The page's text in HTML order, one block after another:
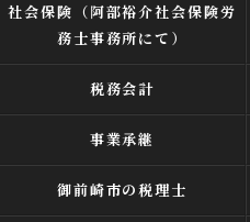
社会保険（阿部裕介社会保険労
務士事務所にて）
税務会計
事業承継
御前崎市の税理士